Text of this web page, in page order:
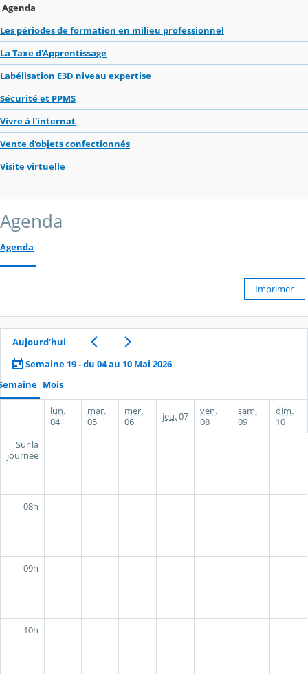
Agenda
Les périodes de formation en milieu professionnel
La Taxe d'Apprentissage
Labélisation E3D niveau expertise
Sécurité et PPMS
Vivre à l'internat
Vente d'objets confectionnés
Visite virtuelle
Agenda
Agenda
Imprimer
Aujourd’hui
Semaine 19 - du 04 au 10 Mai 2026
Mois
lun.
04
mar.
05
mer.
06
jeu.07
ven.
08
sam.
09
dim.
10
Sur la
journée
08h
09h
10h